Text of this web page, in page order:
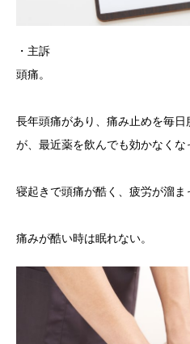
・主訴
頭痛。
長年頭痛があり、痛み止めを毎
が、最近薬を飲んでも効かなくな
寝起きで頭痛が酷く、疲労が溜ま
痛みが酷い時は眠れない。